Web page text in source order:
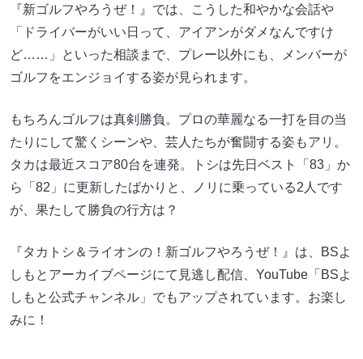
『新ゴルフやろうぜ！』では、こうした和やかな会話や
「ドライバーがいい日って、アイアンがダメなんですけ
ど……」といった相談まで、プレー以外にも、メンバーが
ゴルフをエンジョイする姿が見られます。
もちろんゴルフは真剣勝負。プロの華麗なる一打を目の当
たりにして驚くシーンや、芸人たちが奮闘する姿もアリ。
タカは最近スコア80台を連発。トシは先日ベスト「83」か
ら「82」に更新したばかりと、ノリに乗っている2人です
が、果たして勝負の行方は？
『タカトシ＆ライオンの！新ゴルフやろうぜ！』は、BSよ
しもとアーカイブページにて見逃し配信、YouTube「BSよ
しもと公式チャンネル」でもアップされています。お楽し
みに！